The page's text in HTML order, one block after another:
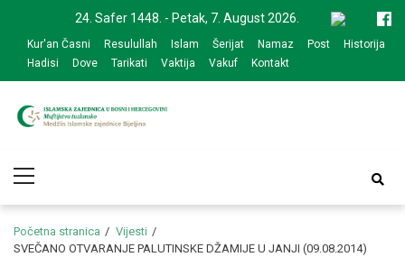
navigation
content
24. Safer 1448. - Petak, 7. August 2026.
Kur'an Časni Resulullah Islam Šerijat Namaz Post
Historija
Hadisi
Dove Tarikati Vaktija Vakuf Kontakt
zajednice Bijeljina
Menu
Početna stranica
Vijesti
SVEČANO OTVARANJE PALUTINSKE DŽAMIJE U JANJI (09.08.2014)